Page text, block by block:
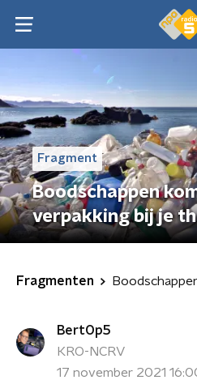
Fragment
Boodschappen
verpakking bij je
Fragmenten
BertOp5
KRO-NCRV
17 november 2021